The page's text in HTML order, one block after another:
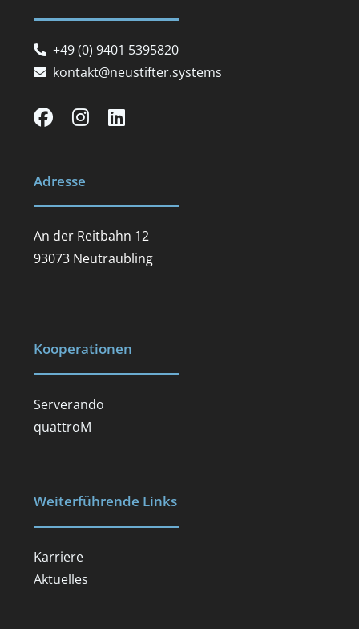
+49 (0) 9401 5395820
kontakt@neustifter.systems
Adresse
An der Reitbahn 12
93073 Neutraubling
Kooperationen
Serverando
quattroM
Weiterführende Links
Karriere
Aktuelles